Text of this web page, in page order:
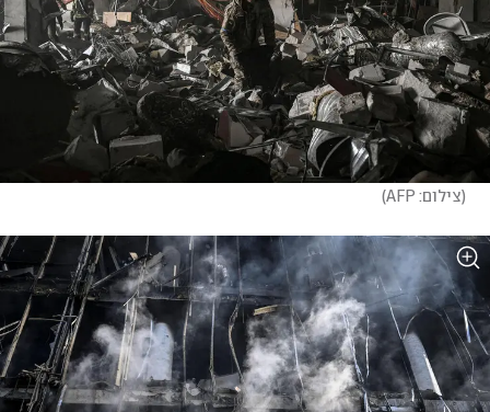
(צילום: AFP )